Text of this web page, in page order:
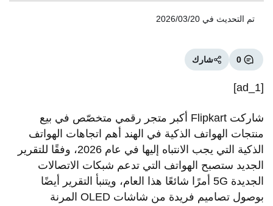
تم التحديث في 2026/03/20
0 شارك
[ad_1]
شاركت Flipkart أكبر متجر رقمي متخصّص في بيع
منتجات الهواتف الذكية في الهند أهم اتجاهات الهواتف
الذكية التي يجب الانتباه إليها في عام 2026، وفقًا للتقرير
الجديد ستصبح الهواتف التي تدعم شبكات الاتصالات
الجديدة 5G أمرًا شائعًا هذا العام، ويتنبأ التقرير أيضًا
بوصول تصاميم فريدة من شاشات OLED المرنة